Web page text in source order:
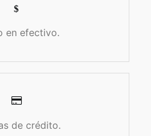
en efectivo.
de crédito.